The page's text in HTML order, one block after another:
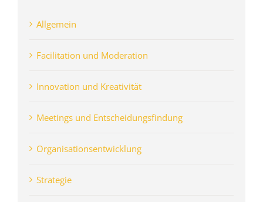
Allgemein
Facilitation und Moderation
Innovation und Kreativität
Meetings und Entscheidungsfindung
Organisationsentwicklung
Strategie